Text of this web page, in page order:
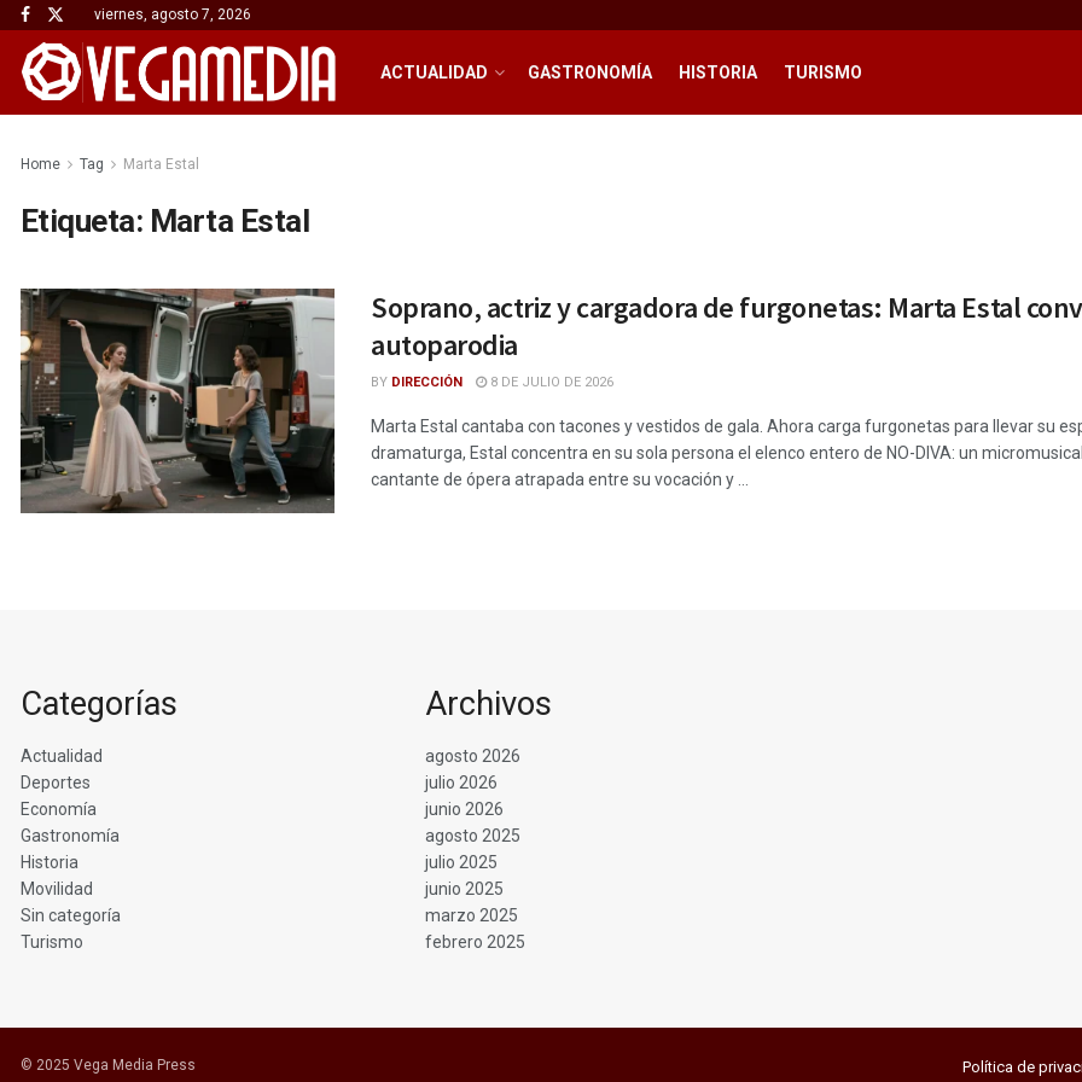
viernes, agosto 7, 2026
ACTUALIDAD GASTRONOMÍA HISTORIA TURISMO
Home Tag Marta Estal
Etiqueta: Marta Estal
Soprano, actriz y cargadora de furgonetas: Marta Estal
autoparodia
BY DIRECCIÓN 8 DE JULIO DE 2026
Marta Estal cantaba con tacones y vestidos de gala. Ahora carga furgonetas para llevar su
dramaturga, Estal concentra en su sola persona el elenco entero de NO-DIVA: un
cantante de ópera atrapada entre su vocación y ...
Categorías
Actualidad
Deportes
Economía
Gastronomía
Historia
Movilidad
Sin categoría
Turismo
Archivos
agosto 2026
julio 2026
junio 2026
agosto 2025
julio 2025
junio 2025
marzo 2025
febrero 2025
Política de
© 2025 Vega Media Press